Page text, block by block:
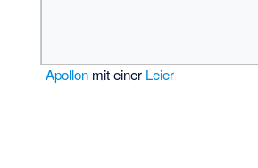
Apollon mit einer Leier